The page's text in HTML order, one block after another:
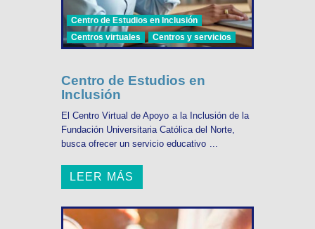
Centro de Estudios en Inclusión
Centros virtuales
Centros y servicios
Centro de Estudios en
Inclusión
El Centro Virtual de Apoyo a la Inclusión de la
Fundación Universitaria Católica del Norte,
busca ofrecer un servicio educativo ...
LEER MÁS